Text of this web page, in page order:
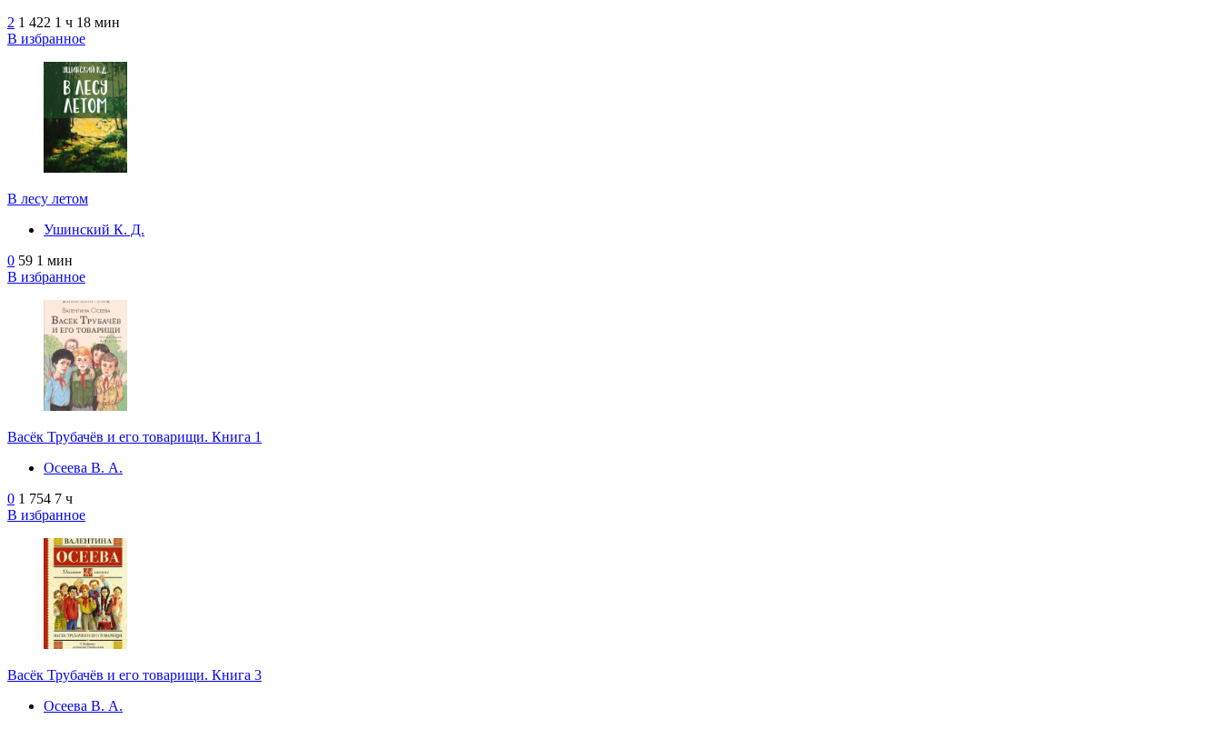
2 1 422 1 ч 18 мин
В избранное
В лесу летом
Ушинский К. Д.
0 59 1 мин
В избранное
Васёк Трубачёв и его товарищи. Книга 1
Осеева В. А.
0 1 754 7 ч
В избранное
Васёк Трубачёв и его товарищи. Книга 3
Осеева В. А.